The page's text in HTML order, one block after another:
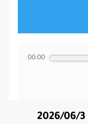
00:00